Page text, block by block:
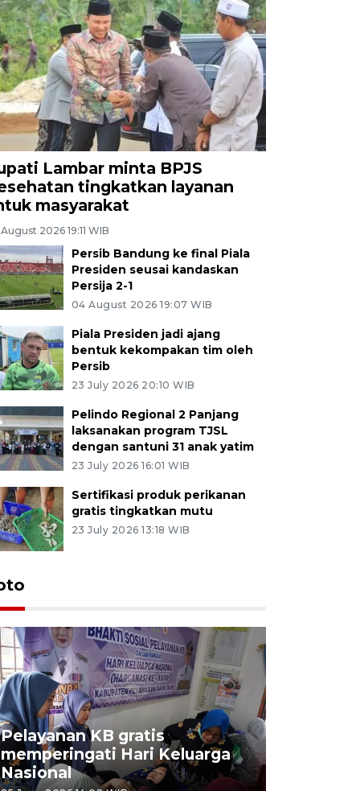
Lambar minta BPJS
tingkatkan layanan
masyarakat
2026 19:11 WIB
Persib Bandung ke final Piala
Presiden seusai kandaskan
Persija 2-1
04 August 2026 19:07 WIB
Piala Presiden jadi ajang
bentuk kekompakan tim oleh
Persib
23 July 2026 20:10 WIB
Pelindo Regional 2 Panjang
laksanakan program TJSL
dengan santuni 31 anak yatim
23 July 2026 16:01 WIB
Sertifikasi produk perikanan
gratis tingkatkan mutu
23 July 2026 13:18 WIB
Pelayanan KB gratis
memperingati Hari Keluarga
Nasional